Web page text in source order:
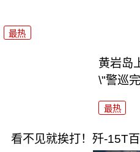
最热
黄岩岛
\"警巡
最热
看不见就挨打！歼-15T